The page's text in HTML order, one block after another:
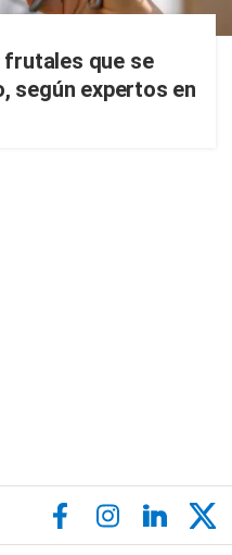
frutales que se
según expertos en